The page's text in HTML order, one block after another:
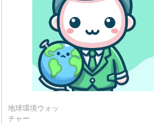
地球環境ウォッ
チャー